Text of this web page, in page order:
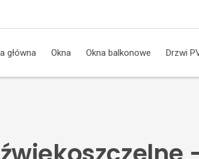
główna Okna Okna balkonowe Drzwi